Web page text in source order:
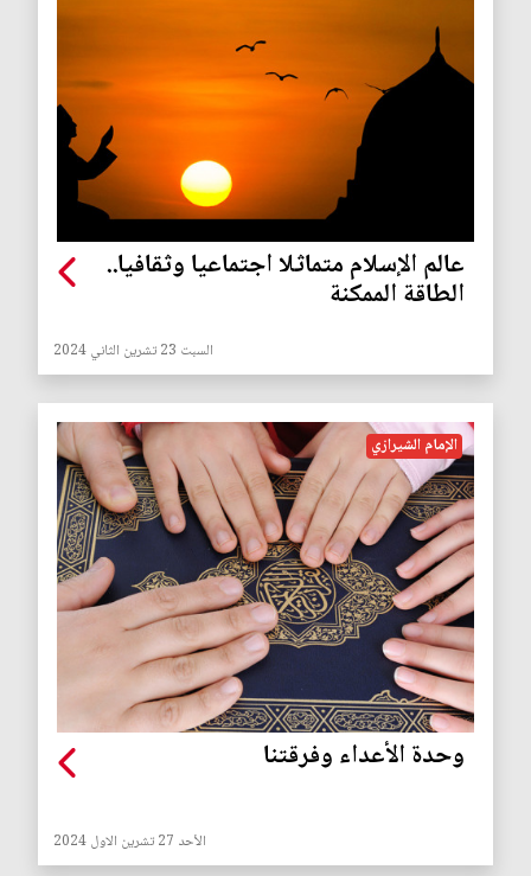
عالم الإسلام متماثلا اجتماعيا وثقافيا..
الطاقة الممكنة
السبت 23 تشرين الثاني 2024
الإمام الشيرازي
وحدة الأعداء وفرقتنا
الأحد 27 تشرين الاول 2024